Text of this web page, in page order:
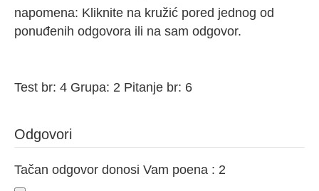
napomena: Kliknite na kružić pored jednog od
ponuđenih odgovora ili na sam odgovor.
Test br: 4 Grupa: 2 Pitanje br: 6
Odgovori
Tačan odgovor donosi Vam poena : 2